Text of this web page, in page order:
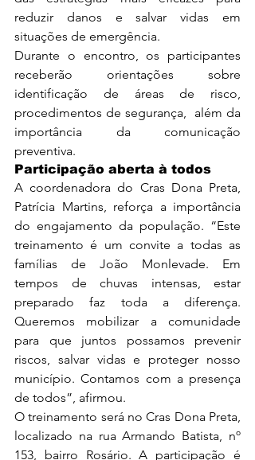
reduzir danos e salvar vidas em
situações de emergência.
Durante o encontro, os participantes
receberão orientações sobre
identificação de áreas de risco,
procedimentos de segurança,  além da
importância da comunicação
preventiva.
Participação aberta à todos
A coordenadora do Cras Dona Preta,
Patrícia Martins, reforça a importância
do engajamento da população. “Este
treinamento é um convite a todas as
famílias de João Monlevade. Em
tempos de chuvas intensas, estar
preparado faz toda a diferença.
Queremos mobilizar a comunidade
para que juntos possamos prevenir
riscos, salvar vidas e proteger nosso
município. Contamos com a presença
de todos”, afirmou.
O treinamento será no Cras Dona Preta,
localizado na rua Armando Batista, nº
153, bairro Rosário. A participação é